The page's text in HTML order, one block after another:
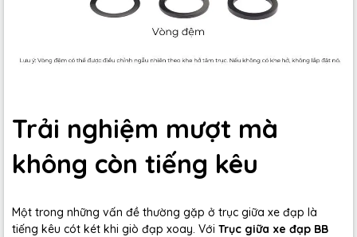
Trải nghiệm mượt mà
không còn tiếng kêu
Một trong những vấn đề thường gặp ở trục giữa xe đạp là
tiếng kêu cót két khi giò đạp xoay. Với Trục giữa xe đạp BB